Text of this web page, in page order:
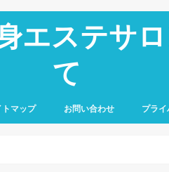
エステサ
て
トマップ お問い合わせ プラ